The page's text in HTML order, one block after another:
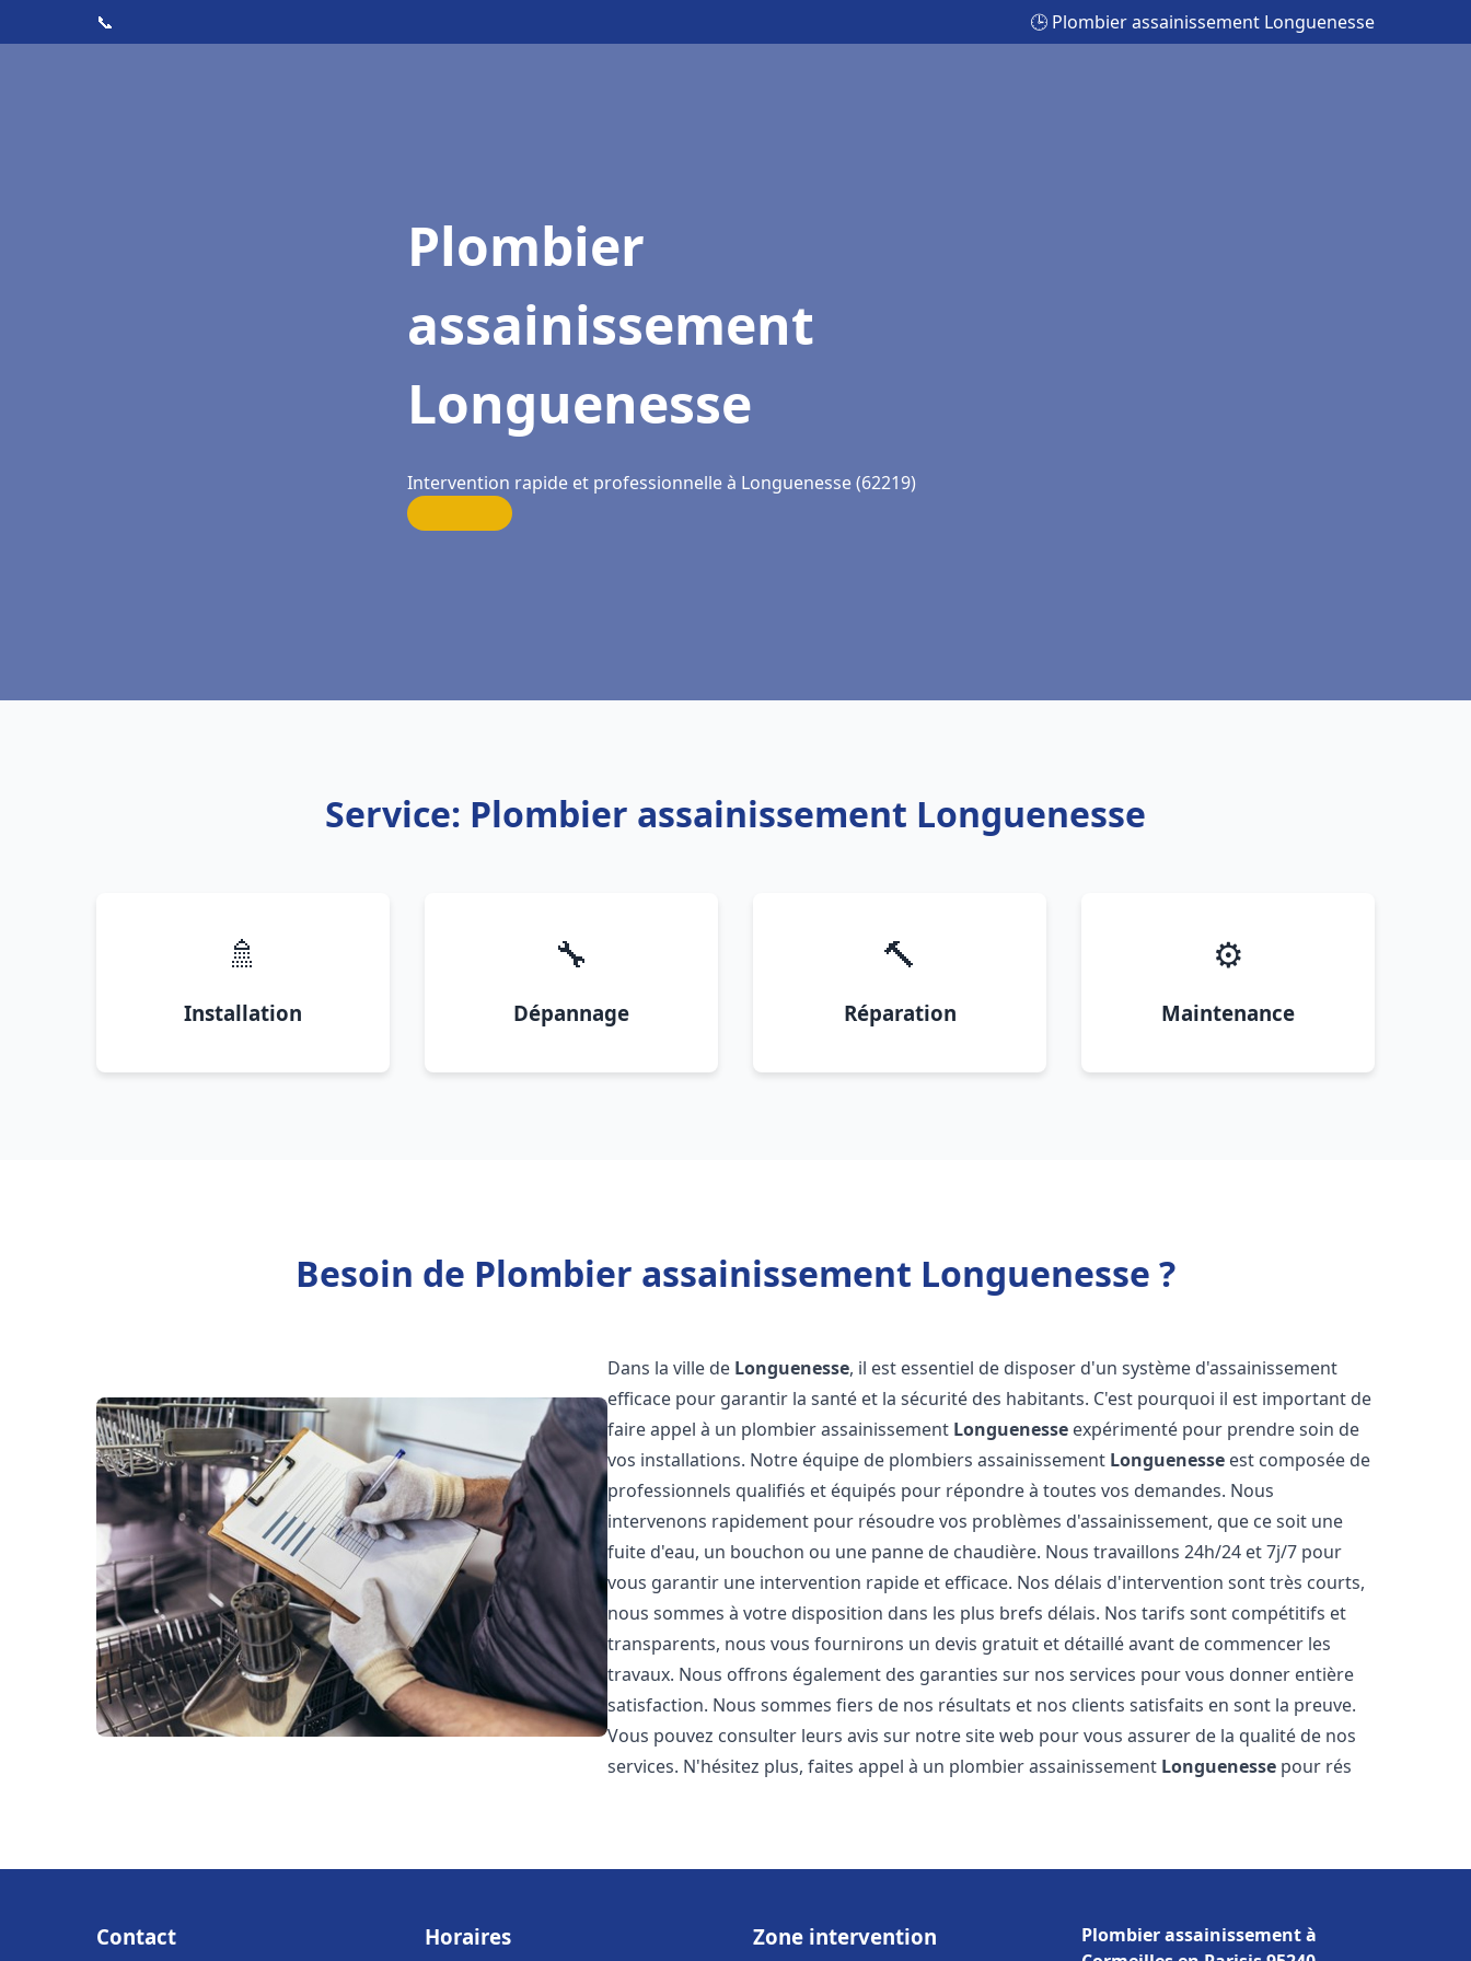
📞 🕒 Plombier assainissement Longuenesse
Plombier
assainissement
Longuenesse
Intervention rapide et professionnelle à Longuenesse (62219)
Service: Plombier assainissement Longuenesse
🚿
Installation
🔧
Dépannage
🔨
Réparation
⚙️
Maintenance
Besoin de Plombier assainissement Longuenesse ?
Dans la ville de Longuenesse, il est essentiel de disposer d'un système d'assainissement
efficace pour garantir la santé et la sécurité des habitants. C'est pourquoi il est important de
faire appel à un plombier assainissement Longuenesse expérimenté pour prendre soin de
vos installations. Notre équipe de plombiers assainissement Longuenesse est composée de
professionnels qualifiés et équipés pour répondre à toutes vos demandes. Nous
intervenons rapidement pour résoudre vos problèmes d'assainissement, que ce soit une
fuite d'eau, un bouchon ou une panne de chaudière. Nous travaillons 24h/24 et 7j/7 pour
vous garantir une intervention rapide et efficace. Nos délais d'intervention sont très courts,
nous sommes à votre disposition dans les plus brefs délais. Nos tarifs sont compétitifs et
transparents, nous vous fournirons un devis gratuit et détaillé avant de commencer les
travaux. Nous offrons également des garanties sur nos services pour vous donner entière
satisfaction. Nous sommes fiers de nos résultats et nos clients satisfaits en sont la preuve.
Vous pouvez consulter leurs avis sur notre site web pour vous assurer de la qualité de nos
services. N'hésitez plus, faites appel à un plombier assainissement Longuenesse pour rés
Contact Horaires Zone intervention
Plombier assainissement à